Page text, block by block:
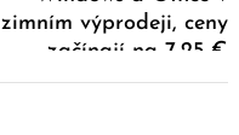
zimním výprodeji, ceny
začínají na 7,25 €